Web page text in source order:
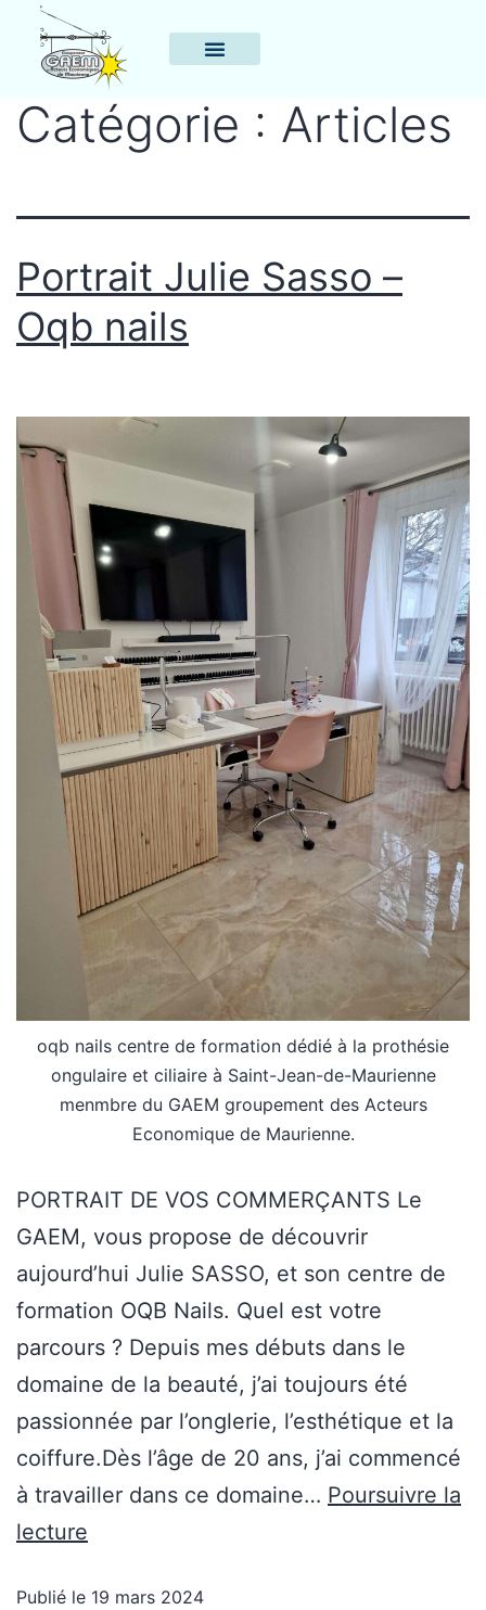
Catégorie : Articles
Portrait Julie Sasso –
Oqb nails
oqb nails centre de formation dédié à la prothésie
ongulaire et ciliaire à Saint-Jean-de-Maurienne
menmbre du GAEM groupement des Acteurs
Economique de Maurienne.
PORTRAIT DE VOS COMMERÇANTS Le
GAEM, vous propose de découvrir
aujourd’hui Julie SASSO, et son centre de
formation OQB Nails. Quel est votre
parcours ? Depuis mes débuts dans le
domaine de la beauté, j’ai toujours été
passionnée par l’onglerie, l’esthétique et la
coiffure.Dès l’âge de 20 ans, j’ai commencé
à travailler dans ce domaine… Poursuivre la
lecture
Publié le 19 mars 2024